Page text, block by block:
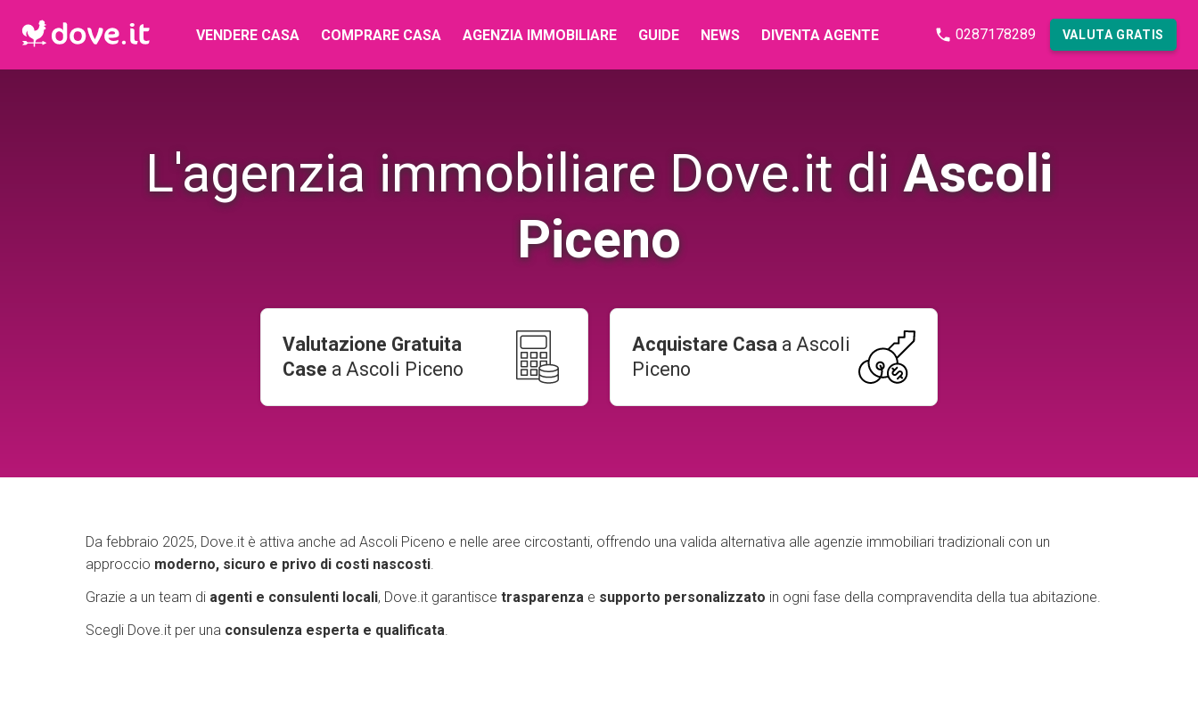
VENDERE CASA COMPRARE CASA AGENZIA IMMOBILIARE GUIDE NEWS DIVENTA AGENTE 0287178289 VALUTA GRATIS
L'agenzia immobiliare Dove.it di Ascoli
Piceno
Valutazione Gratuita
Case a Ascoli Piceno
Acquistare Casa a Ascoli
Piceno
Da febbraio 2025, Dove.it è attiva anche ad Ascoli Piceno e nelle aree circostanti, offrendo una valida alternativa alle agenzie immobiliari tradizionali con un
approccio moderno, sicuro e privo di costi nascosti.
Grazie a un team di agenti e consulenti locali, Dove.it garantisce trasparenza e supporto personalizzato in ogni fase della compravendita della tua abitazione.
Scegli Dove.it per una consulenza esperta e qualificata.